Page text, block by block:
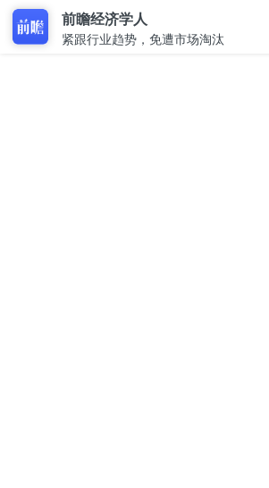
前瞻经济学人
紧跟行业趋势，免遭市场淘汰